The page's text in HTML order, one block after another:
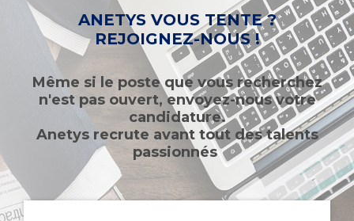
d’autres mots-clés ou à sélectionner un « métier ».
ANETYS VOUS TENTE ?
REJOIGNEZ-NOUS !
Même si le poste que vous recherchez
n'est pas ouvert, envoyez-nous votre
candidature.
Anetys recrute avant tout des talents
passionnés